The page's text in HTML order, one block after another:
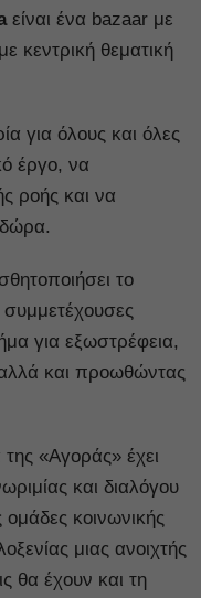
είναι ένα bazaar με
κεντρική θεματική
για όλους και όλες
έργο, να
ροής και να
το
συμμετέχουσες
για εξωστρέφεια,
και προωθώντας
«Αγοράς» έχει
και διαλόγου
κοινωνικής
μιας ανοιχτής
θα έχουν και τη